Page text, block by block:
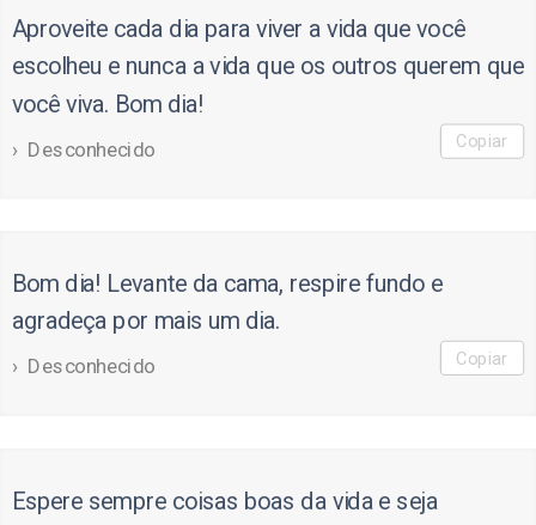
Aproveite cada dia para viver a vida que você
escolheu e nunca a vida que os outros querem que
você viva. Bom dia!
Desconhecido Copiar
Bom dia! Levante da cama, respire fundo e
agradeça por mais um dia.
Desconhecido Copiar
Espere sempre coisas boas da vida e seja